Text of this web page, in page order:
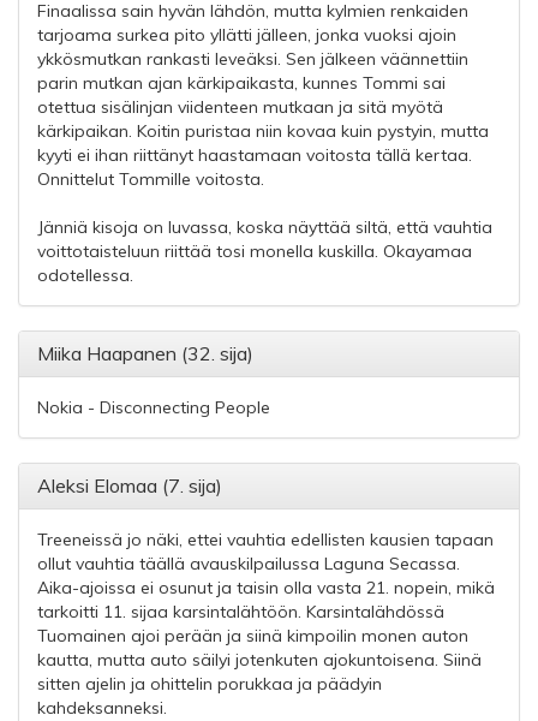
Finaalissa sain hyvän lähdön, mutta kylmien renkaiden
tarjoama surkea pito yllätti jälleen, jonka vuoksi ajoin
ykkösmutkan rankasti leveäksi. Sen jälkeen väännettiin
parin mutkan ajan kärkipaikasta, kunnes Tommi sai
otettua sisälinjan viidenteen mutkaan ja sitä myötä
kärkipaikan. Koitin puristaa niin kovaa kuin pystyin, mutta
kyyti ei ihan riittänyt haastamaan voitosta tällä kertaa.
Onnittelut Tommille voitosta.
Jänniä kisoja on luvassa, koska näyttää siltä, että vauhtia
voittotaisteluun riittää tosi monella kuskilla. Okayamaa
odotellessa.
Miika Haapanen (32. sija)
Nokia - Disconnecting People
Aleksi Elomaa (7. sija)
Treeneissä jo näki, ettei vauhtia edellisten kausien tapaan
ollut vauhtia täällä avauskilpailussa Laguna Secassa.
Aika-ajoissa ei osunut ja taisin olla vasta 21. nopein, mikä
tarkoitti 11. sijaa karsintalähtöön. Karsintalähdössä
Tuomainen ajoi perään ja siinä kimpoilin monen auton
kautta, mutta auto säilyi jotenkuten ajokuntoisena. Siinä
sitten ajelin ja ohittelin porukkaa ja päädyin
kahdeksanneksi.